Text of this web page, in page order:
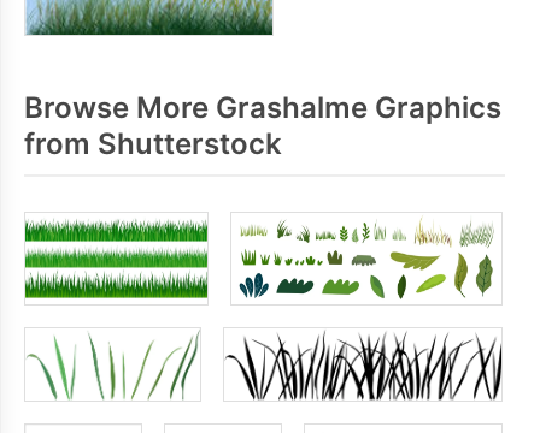
Browse More Grashalme Graphics
from Shutterstock